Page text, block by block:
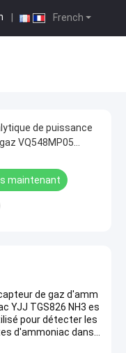
French
de puissance
VQ548MP05
maintenant
de gaz d'amm
YJJ TGS826 NH3 es
pour détecter les
d'ammoniac dans l